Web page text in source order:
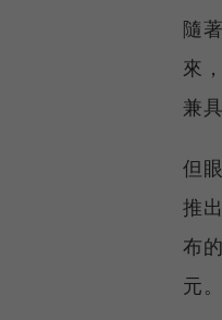
隨
來
兼
但
推
布
元。